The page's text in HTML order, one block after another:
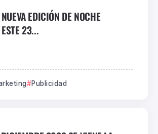
EDICIÓN DE NOCHE
23...
Publicidad